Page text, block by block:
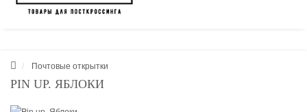
Почтовые открытки
PIN UP. ЯБЛОКИ